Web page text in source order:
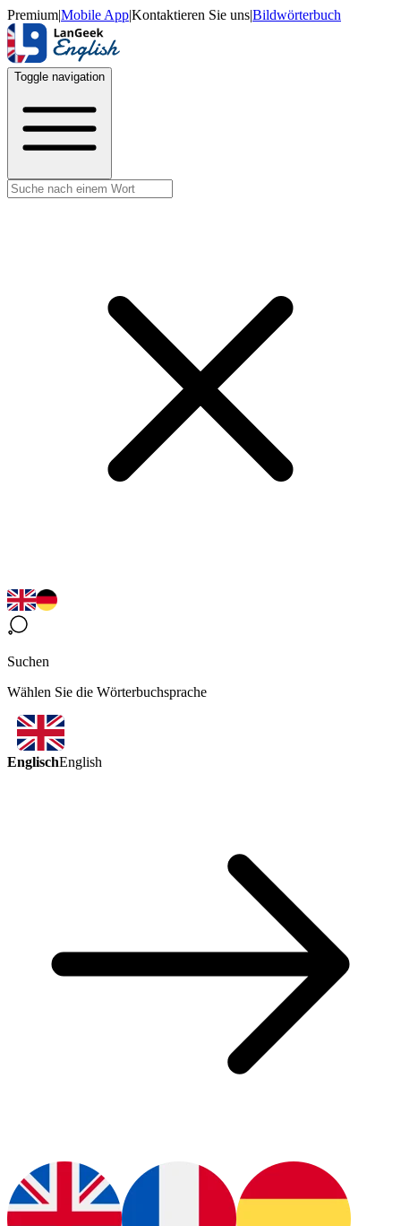
Premium|Mobile App|Kontaktieren Sie uns|Bildwörterbuch
Toggle navigation
Suchen
Wählen Sie die Wörterbuchsprache
EnglischEnglish